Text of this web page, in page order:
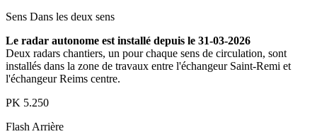
Sens Dans les deux sens
Le radar autonome est installé depuis le 31-03-2026
Deux radars chantiers, un pour chaque sens de circulation, sont
installés dans la zone de travaux entre l'échangeur Saint-Remi et
l'échangeur Reims centre.
PK 5.250
Flash Arrière